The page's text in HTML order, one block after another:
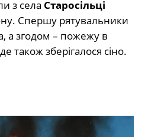
з села Старосільці
Спершу рятувальники
а згодом – пожежу в
також зберігалося сіно.